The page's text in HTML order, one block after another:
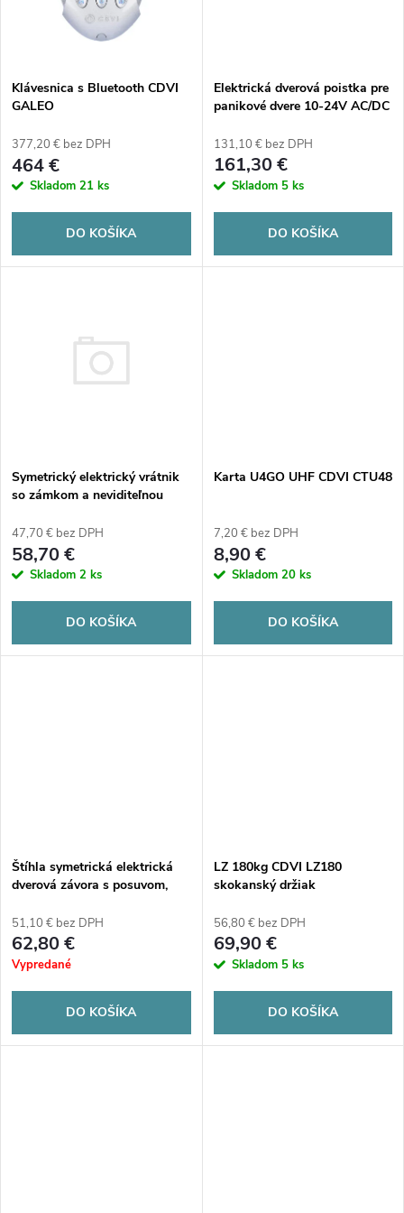
e
p
r
d
o
v
s
p
r
o
d
v
Klávesnica s Bluetooth CDVI
GALEO
377,20 € bez DPH
464 €
Skladom 21 ks
DO KOŠÍKA
Elektrická dverová poistka pre
panikové dvere 10-24V AC/DC
131,10 € bez DPH
161,30 €
Skladom 5 ks
DO KOŠÍKA
Symetrický elektrický vrátnik
so zámkom a neviditeľnou
1743-BT
47,70 € bez DPH
58,70 €
Skladom 2 ks
DO KOŠÍKA
Karta U4GO UHF CDVI CTU48
7,20 € bez DPH
8,90 €
Skladom 20 ks
DO KOŠÍKA
Štíhla symetrická elektrická
dverová závora s posuvom,
AC/DC CDVI SDTX1024
51,10 € bez DPH
62,80 €
Vypredané
DO KOŠÍKA
LZ 180kg CDVI LZ180
skokanský držiak
56,80 € bez DPH
69,90 €
Skladom 5 ks
DO KOŠÍKA